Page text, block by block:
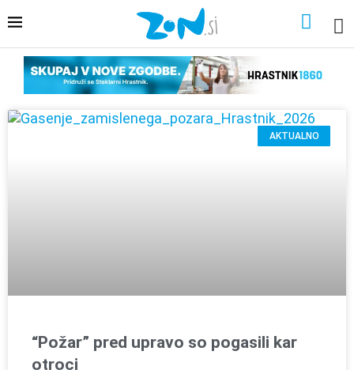
AKTUALNO
“Požar” pred upravo so pogasili kar
otroci